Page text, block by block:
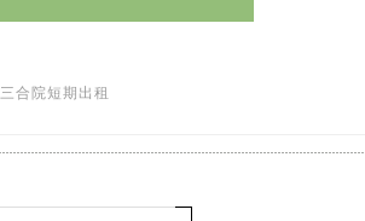
三合院短期出租